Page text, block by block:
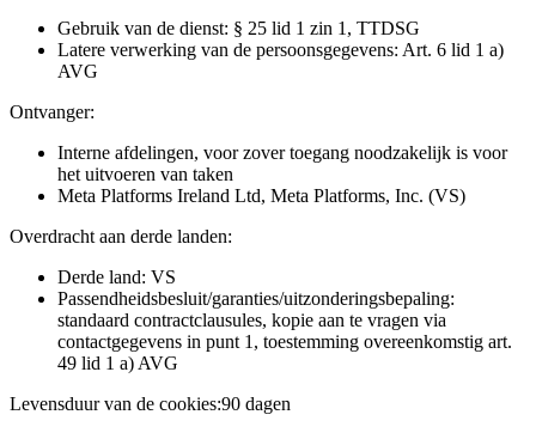
Gebruik van de dienst: § 25 lid 1 zin 1, TTDSG
Latere verwerking van de persoonsgegevens: Art. 6 lid 1 a)
AVG
Ontvanger:
Interne afdelingen, voor zover toegang noodzakelijk is voor
het uitvoeren van taken
Meta Platforms Ireland Ltd, Meta Platforms, Inc. (VS)
Overdracht aan derde landen:
Derde land: VS
Passendheidsbesluit/garanties/uitzonderingsbepaling:
standaard contractclausules, kopie aan te vragen via
contactgegevens in punt 1, toestemming overeenkomstig art.
49 lid 1 a) AVG
Levensduur van de cookies:90 dagen